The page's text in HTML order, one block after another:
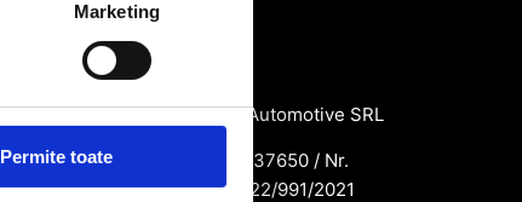
Marketing
Permite toate
Contact
SC Terenx Automotive SRL
CUI: RO43937650 / Nr.
Reg.Com: J22/991/2021